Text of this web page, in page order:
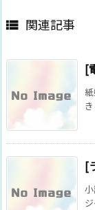
 関連記事
[
[